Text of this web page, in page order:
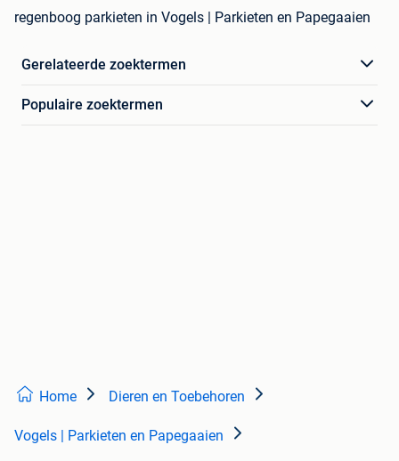
regenboog parkieten in Vogels | Parkieten en Papegaaien
Gerelateerde zoektermen
Populaire zoektermen
Home Dieren en Toebehoren
Vogels | Parkieten en Papegaaien